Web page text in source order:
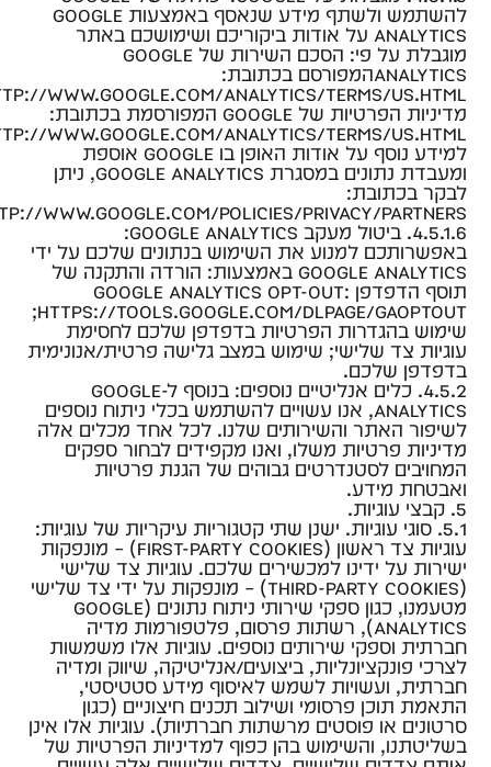
להשתמש ולשתף מידע שנאסף באמצעות Google
Analytics על אודות ביקוריכם ושימושכם באתר
מוגבלת על פי: הסכם השירות של Google
Analyticsהמפורסם בכתובת:
מדיניות הפרטיות של Google המפורסמת בכתובת:
למידע נוסף על אודות האופן בו Google אוספת
ומעבדת נתונים במסגרת Google Analytics, ניתן
לבקר בכתובת:
www.google.com/policies/privacy/partners.
4.5.1.6. ביטול מעקב Google Analytics:
באפשרותכם למנוע את השימוש בנתונים שלכם על ידי
Google Analytics באמצעות: הורדה והתקנה של
תוסף הדפדפן Google Analytics Opt-out:
https://tools.google.com/dlpage/gaoptout;
שימוש בהגדרות הפרטיות בדפדפן שלכם לחסימת
עוגיות צד שלישי; שימוש במצב גלישה פרטית/אנונימית
בדפדפן שלכם.
4.5.2. כלים אנליטיים נוספים: בנוסף ל-Google
Analytics, אנו עשויים להשתמש בכלי ניתוח נוספים
לשיפור האתר והשירותים שלנו. לכל אחד מכלים אלה
מדיניות פרטיות משלו, ואנו מקפידים לבחור ספקים
המחויבים לסטנדרטים גבוהים של הגנת פרטיות
ואבטחת מידע.
5. קבצי עוגיות.
5.1. סוגי עוגיות. ישנן שתי קטגוריות עיקריות של עוגיות:
עוגיות צד ראשון (First-party cookies) – מונפקות
ישירות על ידינו למכשירים שלכם. עוגיות צד שלישי
(Third-party cookies) – מונפקות על ידי צד שלישי
מטעמנו, כגון ספקי שירותי ניתוח נתונים (Google
Analytics), רשתות פרסום, פלטפורמות מדיה
חברתית וספקי שירותים נוספים. עוגיות אלו משמשות
לצרכי פונקציונליות, ביצועים/אנליטיקה, שיווק ומדיה
חברתית, ועשויות לשמש לאיסוף מידע סטטיסטי,
התאמת תוכן פרסומי ושילוב תכנים חיצוניים (כגון
סרטונים או פוסטים מרשתות חברתיות). עוגיות אלו אינן
בשליטתנו, והשימוש בהן כפוף למדיניות הפרטיות של